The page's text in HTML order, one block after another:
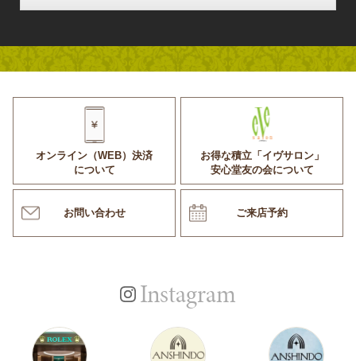
オンライン（WEB）決済
について
お得な積立「イヴサロン」
安心堂友の会について
お問い合わせ ご来店予約
Instagram